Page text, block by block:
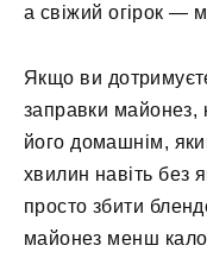
а свіжий огірок —
Якщо ви
заправки майонез,
його домашнім,
хвилин навіть без
просто збити
майонез менш